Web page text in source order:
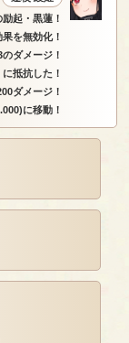
起・黒蓮！
を無効化！
ダメージ！
抵抗した！
ダメージ！
に移動！